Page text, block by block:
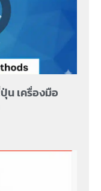
น เครื่องมือ